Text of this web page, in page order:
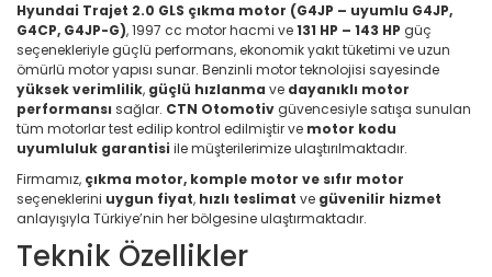
Hyundai Trajet 2.0 GLS çıkma motor (G4JP – uyumlu G4JP,
G4CP, G4JP-G), 1997 cc motor hacmi ve131 HP – 143 HP güç
seçenekleriyle güçlü performans, ekonomik yakıt tüketimi ve uzun
ömürlü motor yapısı sunar. Benzinli motor teknolojisi sayesinde
yüksek verimlilik, güçlü hızlanma ve dayanıklı motor
performansı sağlar. CTN Otomotivgüvencesiyle satışa sunulan
tüm motorlar test edilip kontrol edilmiştir ve motor kodu
uyumluluk garantisi ile müşterilerimize ulaştırılmaktadır.
Firmamız, çıkma motor, komple motor ve sıfır motor
seçeneklerini uygun fiyat, hızlı teslimat ve güvenilir hizmet
anlayışıyla Türkiye’nin her bölgesine ulaştırmaktadır.
Teknik Özellikler